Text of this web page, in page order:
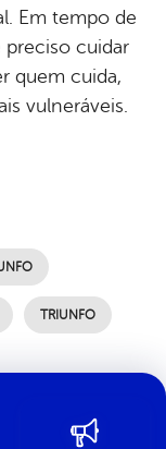
Em tempo de
preciso cuidar
quem cuida,
vulneráveis.
TRIUNFO
2024 00h17